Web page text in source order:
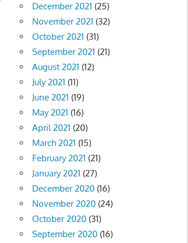
December 2021 (25)
November 2021 (32)
October 2021 (31)
September 2021 (21)
August 2021 (12)
July 2021 (11)
June 2021 (19)
May 2021 (16)
April 2021 (20)
March 2021 (15)
February 2021 (21)
January 2021 (27)
December 2020 (16)
November 2020 (24)
October 2020 (31)
September 2020 (16)